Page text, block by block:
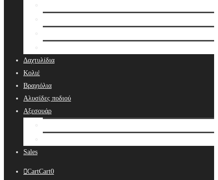
Δαχτυλίδια
Κολιέ
Βραχιόλια
Αλυσίδες ποδιού
Αξεσουάρ
Sales
CartCart0